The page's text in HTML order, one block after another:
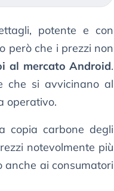
potente e con
però che i prezzi non
al mercato Android.
che si avvicinano al
operativo.
copia carbone degli
notevolmente più
ai consumatori